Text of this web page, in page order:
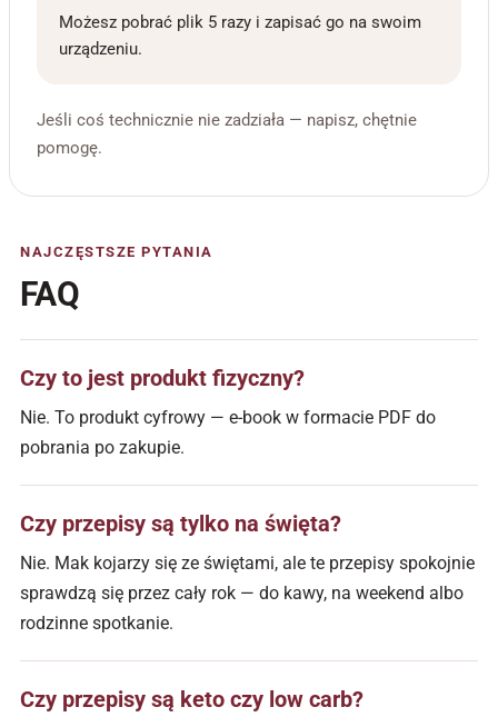
Możesz pobrać plik 5 razy i zapisać go na swoim
urządzeniu.
Jeśli coś technicznie nie zadziała — napisz, chętnie
pomogę.
NAJCZĘSTSZE PYTANIA
FAQ
Czy to jest produkt fizyczny?
Nie. To produkt cyfrowy — e-book w formacie PDF do
pobrania po zakupie.
Czy przepisy są tylko na święta?
Nie. Mak kojarzy się ze świętami, ale te przepisy spokojnie
sprawdzą się przez cały rok — do kawy, na weekend albo
rodzinne spotkanie.
Czy przepisy są keto czy low carb?